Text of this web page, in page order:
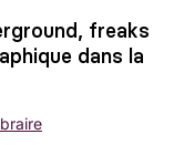
freaks
dans la